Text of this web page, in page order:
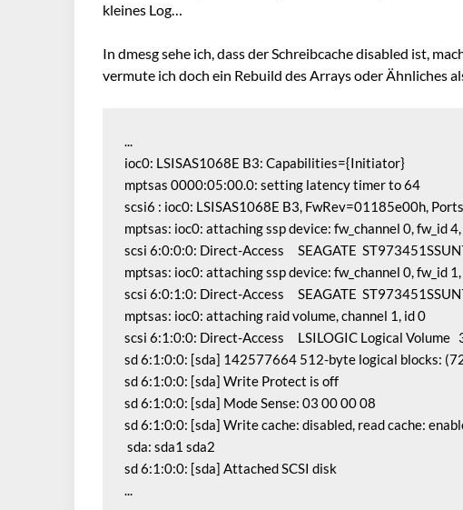
kleines Log…
In dmesg sehe ich, dass der Schreibcache disabled ist,
vermute ich doch ein Rebuild des Arrays oder Ähnliches
...
ioc0: LSISAS1068E B3: Capabilities={Initiator}
mptsas 0000:05:00.0: setting latency timer to 64
scsi6 : ioc0: LSISAS1068E B3, FwRev=01185e00h,
mptsas: ioc0: attaching ssp device: fw_channel 0, fw_id
scsi 6:0:0:0: Direct-Access     SEAGATE
mptsas: ioc0: attaching ssp device: fw_channel 0, fw_id
scsi 6:0:1:0: Direct-Access     SEAGATE
mptsas: ioc0: attaching raid volume, channel 1, id 0
scsi 6:1:0:0: Direct-Access     LSILOGIC Logical Volume
sd 6:1:0:0: [sda] 142577664 512-byte logical blocks:
sd 6:1:0:0: [sda] Write Protect is off
sd 6:1:0:0: [sda] Mode Sense: 03 00 00 08
sd 6:1:0:0: [sda] Write cache: disabled, read cache:
sda: sda1 sda2
sd 6:1:0:0: [sda] Attached SCSI disk
...